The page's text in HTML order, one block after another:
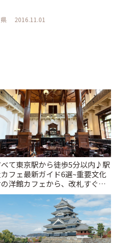
2016.11.01
べて東京駅から徒歩5分以内♪駅
フェ最新ガイド6選~重要文化
洋館カフェから、改札すぐの
ロ喫茶まで~ | ことりっぷ